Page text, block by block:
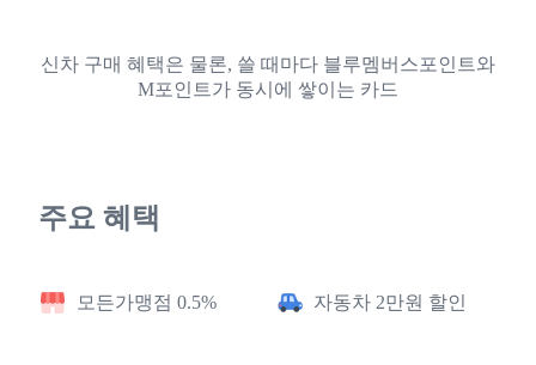
신차 구매 혜택은 물론, 쓸 때마다 블루멤버스포인트와
M포인트가 동시에 쌓이는 카드
주요 혜택
모든가맹점 0.5% 자동차 2만원 할인